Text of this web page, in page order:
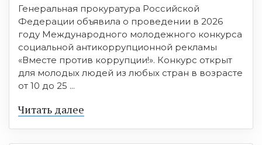
Генеральная прокуратура Российской
Федерации объявила о проведении в 2026
году Международного молодежного конкурса
социальной антикоррупционной рекламы
«Вместе против коррупции!». Конкурс открыт
для молодых людей из любых стран в возрасте
от 10 до 25 ...
Читать далее